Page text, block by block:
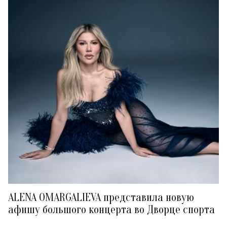
ALENA OMARGALIEVA представила новую
афишу большого концерта во Дворце спорта